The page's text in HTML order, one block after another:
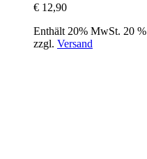
€ 12,90
Enthält 20% MwSt. 20 %
zzgl. Versand